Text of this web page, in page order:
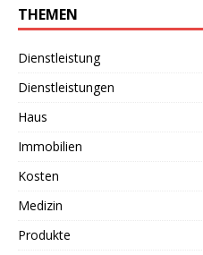
THEMEN
Dienstleistung
Dienstleistungen
Haus
Immobilien
Kosten
Medizin
Produkte